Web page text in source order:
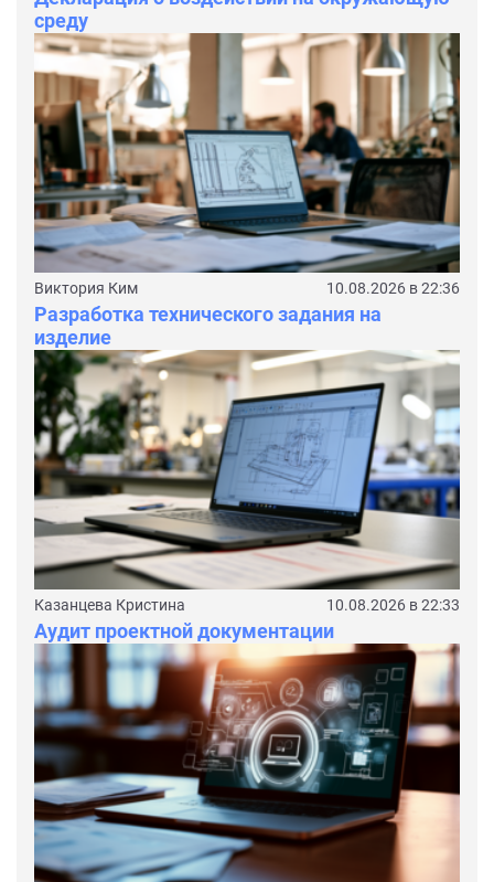
среду
Виктория Ким 10.08.2026 в 22:36
Разработка технического задания на
изделие
Казанцева Кристина 10.08.2026 в 22:33
Аудит проектной документации